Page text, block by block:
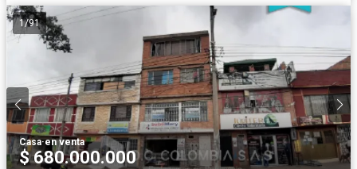
1/91
Casa·en venta
$ 680.000.000